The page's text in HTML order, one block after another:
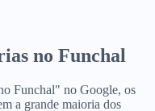
no Funchal
Funchal" no Google, os
a grande maioria dos